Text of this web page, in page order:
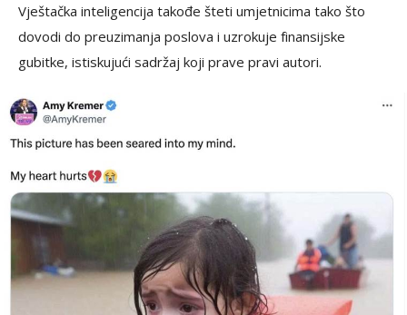
Vještačka inteligencija takođe šteti umjetnicima tako što
dovodi do preuzimanja poslova i uzrokuje finansijske
gubitke, istiskujući sadržaj koji prave pravi autori.